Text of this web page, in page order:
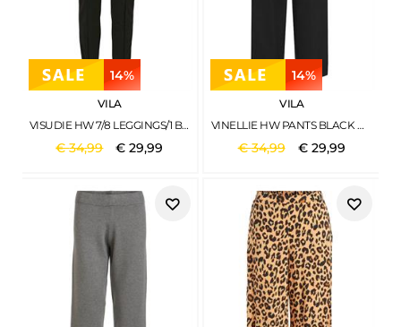
14%
VILA
VISUDIE HW 7/8 LEGGINGS/1 BLACK
€34,99 €29,99
14%
VILA
VINELLIE HW PANTS BLACK BEAUTY
€34,99 € 29,99